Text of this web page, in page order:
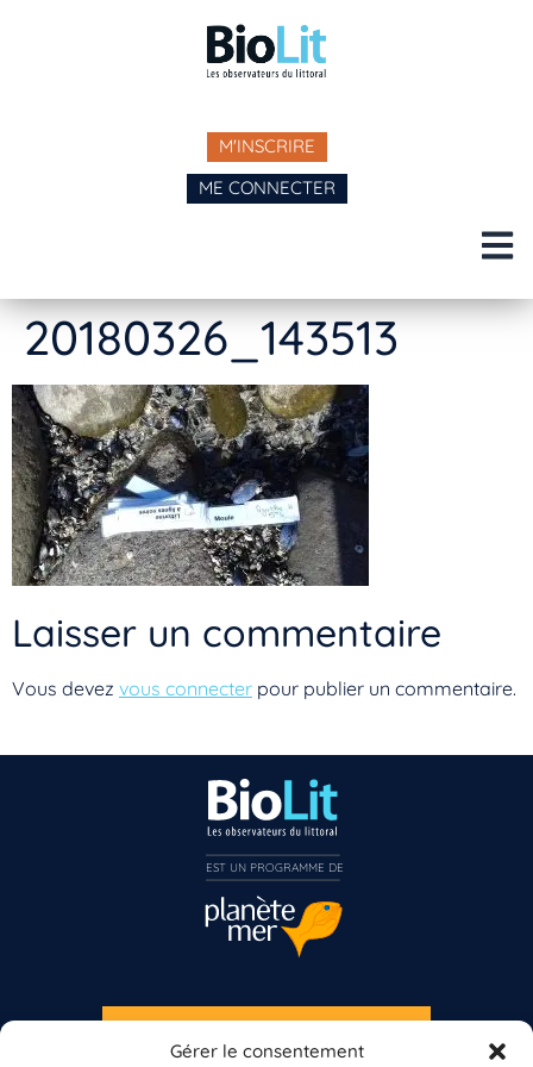
Gérer le consentement
M'INSCRIRE
ME CONNECTER
20180326_143513
Laisser un commentaire
Vous devez vous connecter pour publier un commentaire.
S'INSCRIRE À LA NEWSLETTER
Vous n’êtes pas encore inscrit à Biolit ?
Inscrivez-vous dès maintenant